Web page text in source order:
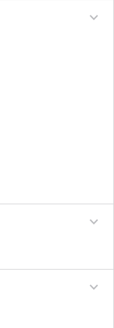
expand_more
expand_more
expand_more